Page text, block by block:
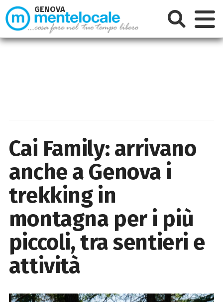
Cai Family: arrivano
anche a Genova i
trekking in
montagna per i più
piccoli, tra sentieri e
attività
GENOVA